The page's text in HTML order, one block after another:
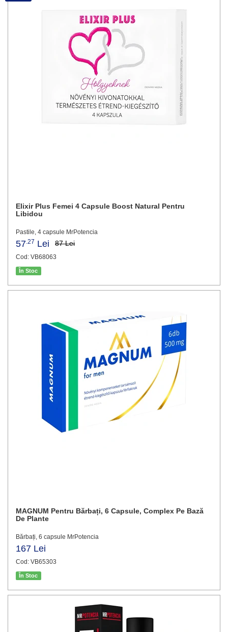
Elixir Plus Femei 4 Capsule Boost Natural Pentru
Libidou
Pastile, 4 capsule MrPotencia
57 .27 Lei 87 Lei
Cod: VB68063
În Stoc
MAGNUM Pentru Bărbați, 6 Capsule, Complex Pe Bază
De Plante
Bărbați, 6 capsule MrPotencia
167 Lei
Cod: VB65303
În Stoc